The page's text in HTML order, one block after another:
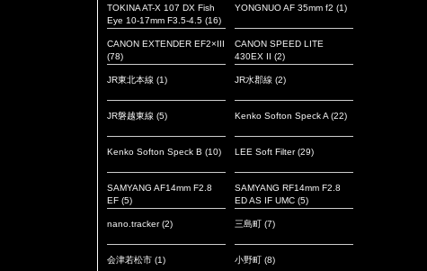
TOKINA AT-X 107 DX Fish
Eye 10-17mm F3.5-4.5 (16)
YONGNUO AF 35mm f2 (1)
CANON EXTENDER EF2×III
(78)
CANON SPEED LITE
430EX II (2)
JR東北本線 (1) JR水郡線 (2)
JR磐越東線 (5) Kenko Softon Speck A(22)
Kenko Softon Speck B (10) LEE Soft Filter(29)
SAMYANG AF14mm F2.8
EF (5)
SAMYANG RF14mm F2.8
ED AS IF UMC (5)
nano.tracker(2) 三島町 (7)
会津若松市 (1) 小野町 (8)